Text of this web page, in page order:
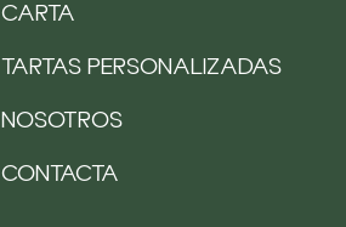
CARTA
TARTAS PERSONALIZADAS
NOSOTROS
CONTACTA